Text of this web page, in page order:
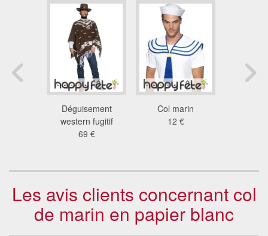
Déguisement
western fugitif
69 €
Col marin
12 €
Les avis clients concernant col
de marin en papier blanc